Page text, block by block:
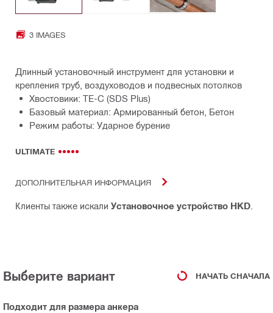
3 IMAGES
Длинный установочный инструмент для установки и
крепления труб, воздуховодов и подвесных потолков
Хвостовики: TE-C (SDS Plus)
Базовый материал: Армированный бетон, Бетон
Режим работы: Ударное бурение
ULTIMATE
ДОПОЛНИТЕЛЬНАЯ ИНФОРМАЦИЯ
Клиенты также искали Установочное устройство HKD
Выберите вариант НАЧАТЬ СНАЧАЛА
Подходит для размера анкера